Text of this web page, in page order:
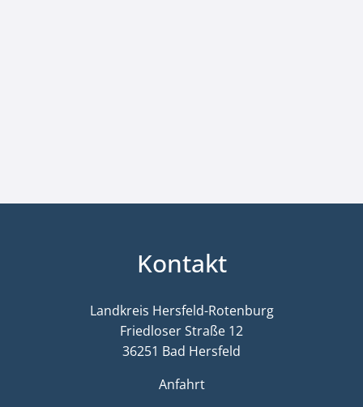
Kontakt
Landkreis Hersfeld-Rotenburg
Friedloser Straße 12
36251 Bad Hersfeld
Anfahrt